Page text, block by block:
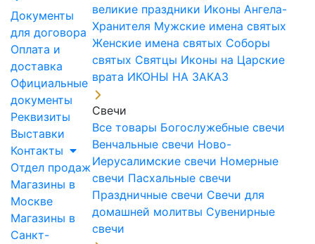
Документы
для договора
Оплата и
доставка
Официальные
документы
Реквизиты
Выставки
Контакты
Отдел продаж
Магазины в
Москве
Магазины в
Санкт-
великие праздники Иконы Ангела-
Хранителя Мужские имена святых
Женские имена святых Соборы
святых Святцы Иконы на Царские
врата ИКОНЫ НА ЗАКАЗ
Свечи
Все товары Богослужебные свечи
Венчальные свечи Ново-
Иерусалимские свечи Номерные
свечи Пасхальные свечи
Праздничные свечи Свечи для
домашней молитвы Сувенирные
свечи